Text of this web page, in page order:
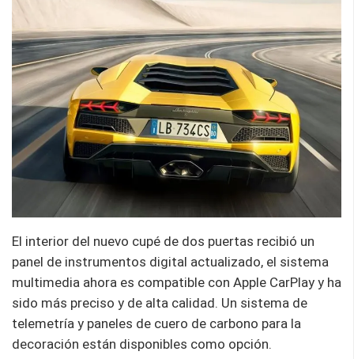
El interior del nuevo cupé de dos puertas recibió un
panel de instrumentos digital actualizado, el sistema
multimedia ahora es compatible con Apple CarPlay y ha
sido más preciso y de alta calidad. Un sistema de
telemetría y paneles de cuero de carbono para la
decoración están disponibles como opción.